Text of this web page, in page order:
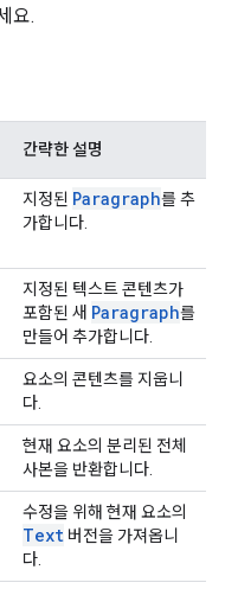
요.
간략한 설명
지정된 Paragraph를 추
가합니다.
지정된 텍스트 콘텐츠가
포함된 새 Paragraph를
만들어 추가합니다.
요소의 콘텐츠를 지웁니
다.
현재 요소의 분리된 전체
사본을 반환합니다.
수정을 위해 현재 요소의
Text 버전을 가져옵니
다.